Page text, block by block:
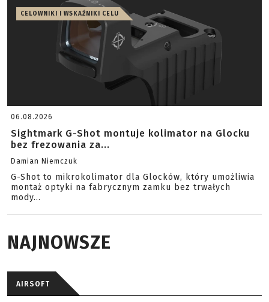
CELOWNIKI I WSKAŹNIKI CELU
06.08.2026
Sightmark G-Shot montuje kolimator na Glocku
bez frezowania za...
Damian Niemczuk
G-Shot to mikrokolimator dla Glocków, który umożliwia
montaż optyki na fabrycznym zamku bez trwałych
mody...
NAJNOWSZE
AIRSOFT